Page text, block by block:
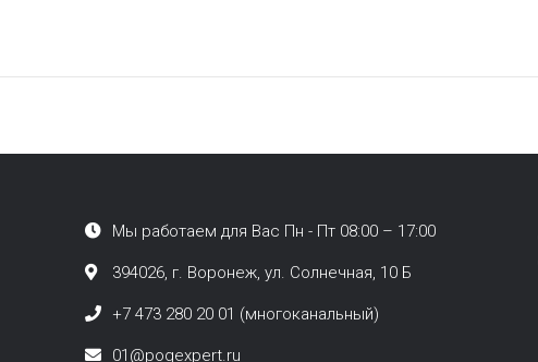
Мы работаем для Вас Пн - Пт 08:00 – 17:00
394026, г. Воронеж, ул. Солнечная, 10 Б
+7 473 280 20 01 (многоканальный)
01@pogexpert.ru